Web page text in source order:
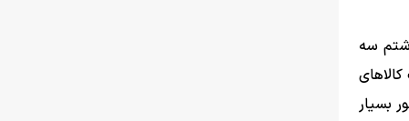
در اختیار داشتم سه
که تورم حدود ۴۰ درصد بود، قیمت کالاهای
بسیار